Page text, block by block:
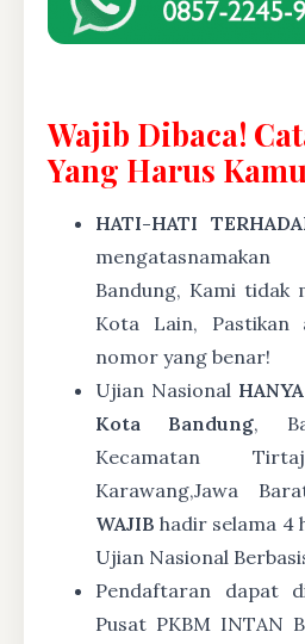
Wajib Dibaca!
Yang Harus
HATI-HATI
Bandung, Kami tidak
Kota Lain, Pastikan
nomor yang benar!
Ujian Nasional HANYA
Kota Bandung,
Kecamatan
Karawang,Jawa
WAJIB hadir selama 4
Ujian Nasional
Pendaftaran dapat
Pusat PKBM INTAN